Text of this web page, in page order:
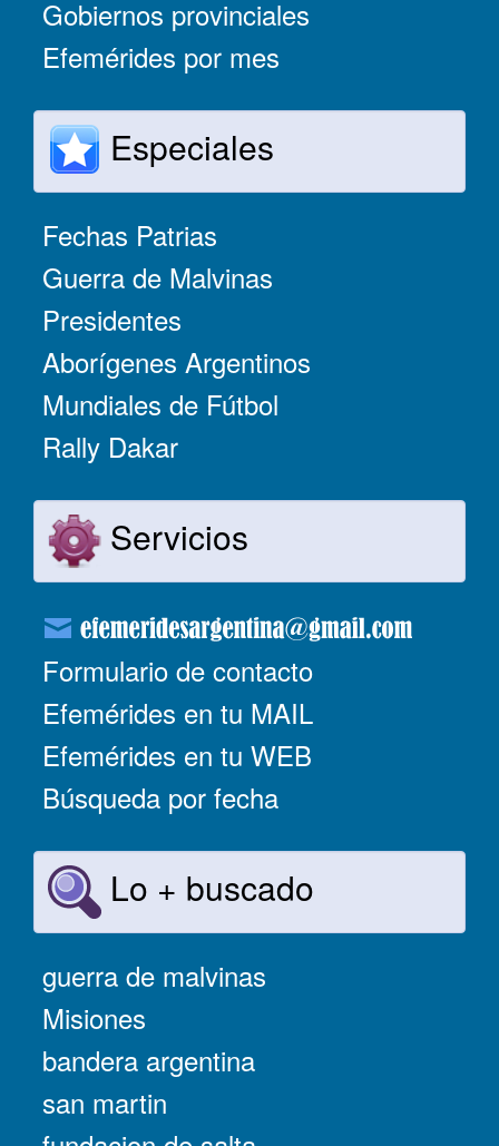
Gobiernos provinciales
Efemérides por mes
Especiales
Fechas Patrias
Guerra de Malvinas
Presidentes
Aborígenes Argentinos
Mundiales de Fútbol
Rally Dakar
Servicios
Formulario de contacto
Efemérides en tu MAIL
Efemérides en tu WEB
Búsqueda por fecha
Lo + buscado
guerra de malvinas
Misiones
bandera argentina
san martin